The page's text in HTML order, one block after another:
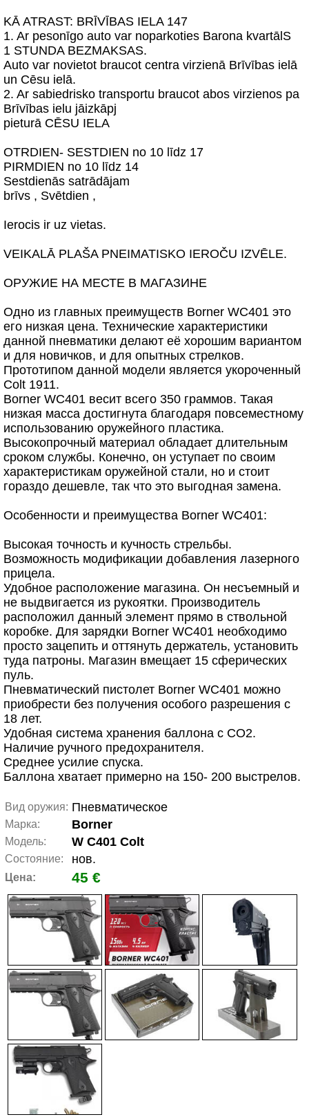
KĀ ATRAST: BRĪVĪBAS IELA 147
1. Ar pesonīgo auto var noparkoties Barona kvartālS
1 STUNDA BEZMAKSAS.
Auto var novietot braucot centra virzienā Brīvības ielā
un Cēsu ielā.
2. Ar sabiedrisko transportu braucot abos virzienos pa
Brīvības ielu jāizkāpj
pieturā CĒSU IELA
OTRDIEN- SESTDIEN no 10 līdz 17
PIRMDIEN no 10 līdz 14
Sestdienās satrādājam
brīvs , Svētdien ,
Ierocis ir uz vietas.
VEIKALĀ PLAŠA PNEIMATISKO IEROČU IZVĒLE.
ОРУЖИЕ НА МЕСТЕ В МАГАЗИНЕ
Одно из главных преимуществ Borner WC401 это
его низкая цена. Технические характеристики
данной пневматики делают её хорошим вариантом
и для новичков, и для опытных стрелков.
Прототипом данной модели является укороченный
Colt 1911.
Borner WC401 весит всего 350 граммов. Такая
низкая масса достигнута благодаря повсеместному
использованию оружейного пластика.
Высокопрочный материал обладает длительным
сроком службы. Конечно, он уступает по своим
характеристикам оружейной стали, но и стоит
гораздо дешевле, так что это выгодная замена.
Особенности и преимущества Borner WC401:
Высокая точность и кучность стрельбы.
Возможность модификации добавления лазерного
прицела.
Удобное расположение магазина. Он несъемный и
не выдвигается из рукоятки. Производитель
расположил данный элемент прямо в ствольной
коробке. Для зарядки Borner WC401 необходимо
просто зацепить и оттянуть держатель, установить
туда патроны. Магазин вмещает 15 сферических
пуль.
Пневматический пистолет Borner WC401 можно
приобрести без получения особого разрешения с
18 лет.
Удобная система хранения баллона с CO2.
Наличие ручного предохранителя.
Среднее усилие спуска.
Баллона хватает примерно на 150- 200 выстрелов.
Вид оружия: Пневматическое
Марка: Borner
Модель: W C401 Colt
Состояние: нов.
Цена: 45 €